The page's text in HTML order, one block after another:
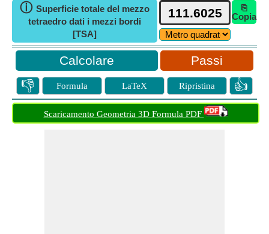
ⓘ Superficie totale del mezzo
tetraedro dati i mezzi bordi
[TSA]
⎘
Copia
Passi
👎 Formula LaTeX Ripristina 👍
Scaricamento Geometria 3D Formula PDF